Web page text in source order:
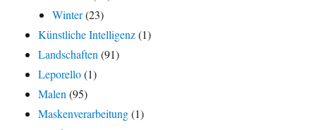
Winter(23)
Künstliche Intelligenz(1)
Landschaften(91)
Leporello(1)
Malen(95)
Maskenverarbeitung(1)